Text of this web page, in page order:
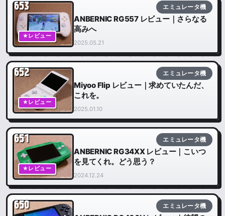
★レビュー
653 エミュレータ機
ANBERNIC RG557 レビュー｜さらなる
高みへ
2025.05.21
★レビュー
652 エミュレータ機
Miyoo Flip レビュー｜求めていたんだ、
これを。
2025.01.10
★レビュー
651 エミュレータ機
ANBERNIC RG34XX レビュー｜こいつ
を見てくれ。どう思う？
2024.12.24
650 エミュレータ機